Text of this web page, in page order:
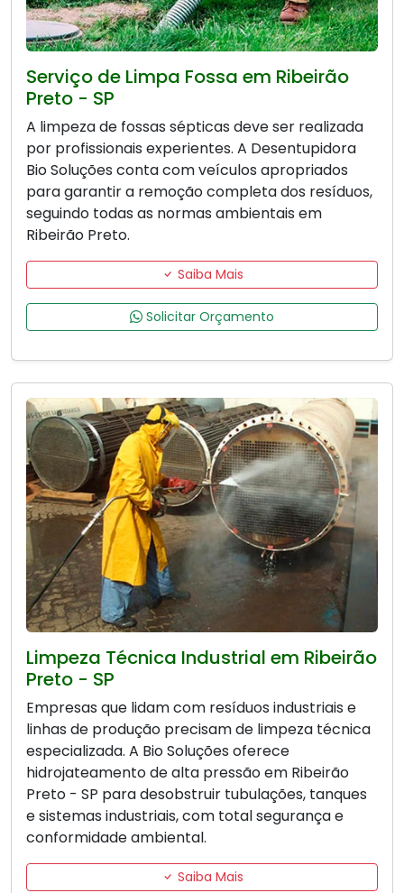
Serviço de Limpa Fossa em Ribeirão
Preto - SP
A limpeza de fossas sépticas deve ser realizada
por profissionais experientes. A Desentupidora
Bio Soluções conta com veículos apropriados
para garantir a remoção completa dos resíduos,
seguindo todas as normas ambientais em
Ribeirão Preto.
Saiba Mais
Solicitar Orçamento
Limpeza Técnica Industrial em Ribeirão
Preto - SP
Empresas que lidam com resíduos industriais e
linhas de produção precisam de limpeza técnica
especializada. A Bio Soluções oferece
hidrojateamento de alta pressão em Ribeirão
Preto - SP para desobstruir tubulações, tanques
e sistemas industriais, com total segurança e
conformidade ambiental.
Saiba Mais